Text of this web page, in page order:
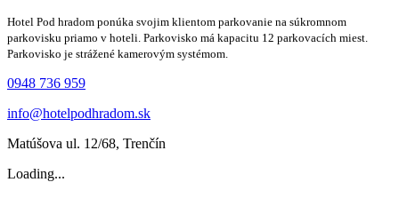
Hotel Pod hradom ponúka svojim klientom parkovanie na súkromnom
parkovisku priamo v hoteli. Parkovisko má kapacitu 12 parkovacích miest.
Parkovisko je strážené kamerovým systémom.
0948 736 959
info@hotelpodhradom.sk
Matúšova ul. 12/68, Trenčín
Loading...